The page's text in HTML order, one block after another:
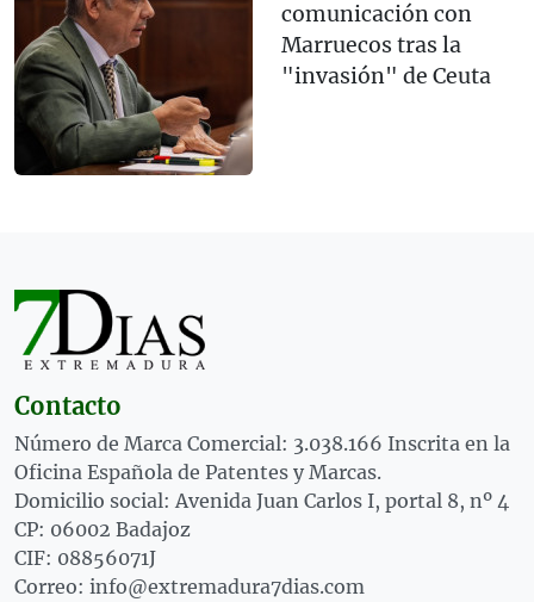
comunicación con
Marruecos tras la
"invasión" de Ceuta
Contacto
Número de Marca Comercial: 3.038.166 Inscrita en la
Oficina Española de Patentes y Marcas.
Domicilio social: Avenida Juan Carlos I, portal 8, nº 4
CP: 06002 Badajoz
CIF: 08856071J
Correo: info@extremadura7dias.com